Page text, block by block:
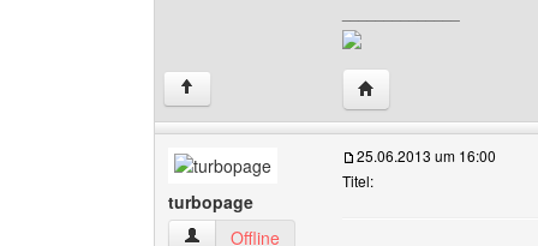
↑ Website dieses
turbopage
turbopage Benutzer-Profile anzeigen
Offline
25.06.2013 um 16:00
Titel: